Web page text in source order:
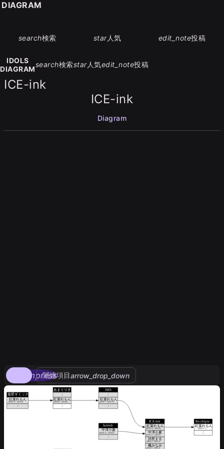
search検索 star人気 edit_note投稿
IDOLS
DIAGRAM
search検索star人気edit_note投稿
ICE-ink
ICE-ink
Diagram
compress
関連項目arrow_drop_down